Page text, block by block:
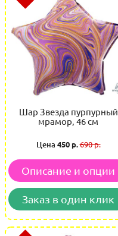
Шар Звезда пурпурный
мрамор, 46 см
Цена 450 р.690 р.
Описание и опции
Заказ в один клик